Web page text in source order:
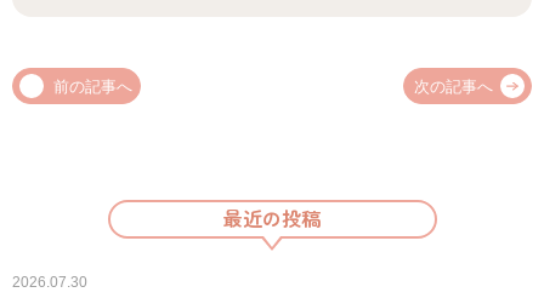
前の記事へ 次の記事へ
最近の投稿
2026.07.30